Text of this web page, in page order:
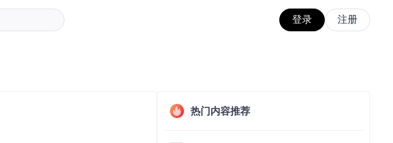
登录 注册
热门内容推荐